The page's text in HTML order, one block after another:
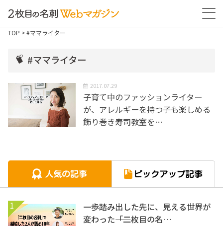
TOP > #ママライター
#ママライター
2017.07.29
子育て中のファッションライター
が、アレルギーを持つ子も楽しめる
飾り巻き寿司教室を…
1
一歩踏み出した先に、見える世界が
変わった――「二枚目の名…